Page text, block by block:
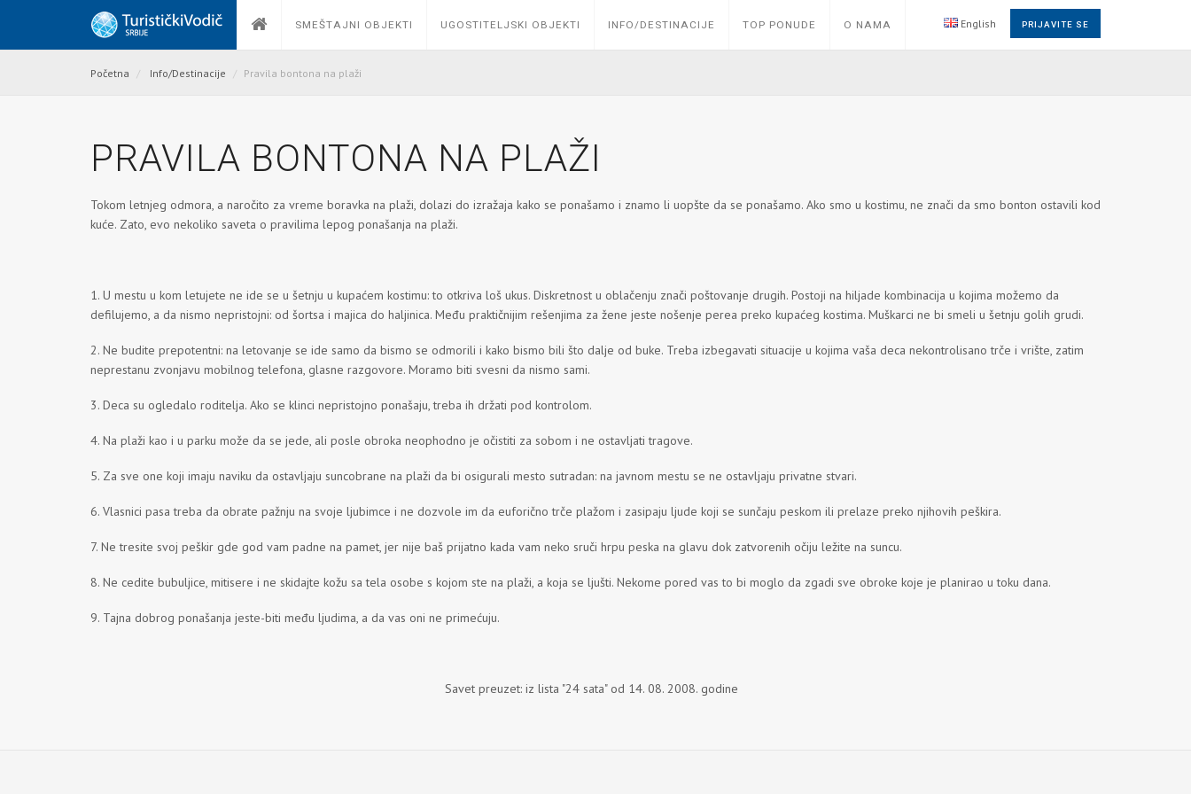
SMEŠTAJNI OBJEKTI UGOSTITELJSKI OBJEKTI INFO/DESTINACIJE TOP PONUDE O NAMA English PRIJAVITE SE
Početna Info/Destinacije Pravila bontona na plaži
PRAVILA BONTONA NA PLAŽI
Tokom letnjeg odmora, a naročito za vreme boravka na plaži, dolazi do izražaja kako se ponašamo i znamo li uopšte da se ponašamo. Ako smo u kostimu, ne znači da smo bonton ostavili kod
kuće. Zato, evo nekoliko saveta o pravilima lepog ponašanja na plaži.
1. U mestu u kom letujete ne ide se u šetnju u kupaćem kostimu: to otkriva loš ukus. Diskretnost u oblačenju znači poštovanje drugih. Postoji na hiljade kombinacija u kojima možemo da
defilujemo, a da nismo nepristojni: od šortsa i majica do haljinica. Među praktičnijim rešenjima za žene jeste nošenje perea preko kupaćeg kostima. Muškarci ne bi smeli u šetnju golih grudi.
2. Ne budite prepotentni: na letovanje se ide samo da bismo se odmorili i kako bismo bili što dalje od buke. Treba izbegavati situacije u kojima vaša deca nekontrolisano trče i vrište, zatim
neprestanu zvonjavu mobilnog telefona, glasne razgovore. Moramo biti svesni da nismo sami.
3. Deca su ogledalo roditelja. Ako se klinci nepristojno ponašaju, treba ih držati pod kontrolom.
4. Na plaži kao i u parku može da se jede, ali posle obroka neophodno je očistiti za sobom i ne ostavljati tragove.
5. Za sve one koji imaju naviku da ostavljaju suncobrane na plaži da bi osigurali mesto sutradan: na javnom mestu se ne ostavljaju privatne stvari.
6. Vlasnici pasa treba da obrate pažnju na svoje ljubimce i ne dozvole im da euforično trče plažom i zasipaju ljude koji se sunčaju peskom ili prelaze preko njihovih peškira.
7. Ne tresite svoj peškir gde god vam padne na pamet, jer nije baš prijatno kada vam neko sruči hrpu peska na glavu dok zatvorenih očiju ležite na suncu.
8. Ne cedite bubuljice, mitisere i ne skidajte kožu sa tela osobe s kojom ste na plaži, a koja se ljušti. Nekome pored vas to bi moglo da zgadi sve obroke koje je planirao u toku dana.
9. Tajna dobrog ponašanja jeste-biti među ljudima, a da vas oni ne primećuju.
Savet preuzet: iz lista "24 sata" od 14. 08. 2008. godine